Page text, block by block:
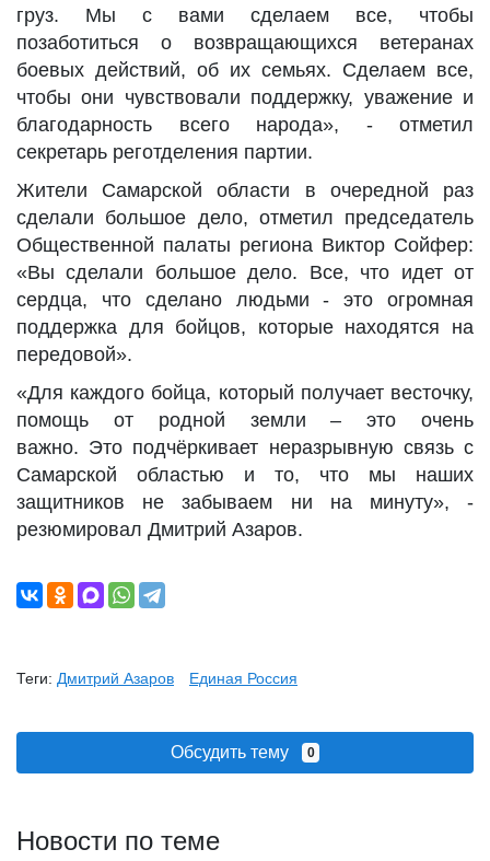
груз. Мы с вами сделаем все, чтобы
позаботиться о возвращающихся ветеранах
боевых действий, об их семьях. Сделаем все,
чтобы они чувствовали поддержку, уважение и
благодарность всего народа», - отметил
секретарь реготделения партии.
Жители Самарской области в очередной раз
сделали большое дело, отметил председатель
Общественной палаты региона Виктор Сойфер:
«Вы сделали большое дело. Все, что идет от
сердца, что сделано людьми - это огромная
поддержка для бойцов, которые находятся на
передовой».
«Для каждого бойца, который получает весточку,
помощь от родной земли – это очень
важно. Это подчёркивает неразрывную связь с
Самарской областью и то, что мы наших
защитников не забываем ни на минуту», -
резюмировал Дмитрий Азаров.
Теги: Дмитрий Азаров Единая Россия
Обсудить тему 0
Новости по теме